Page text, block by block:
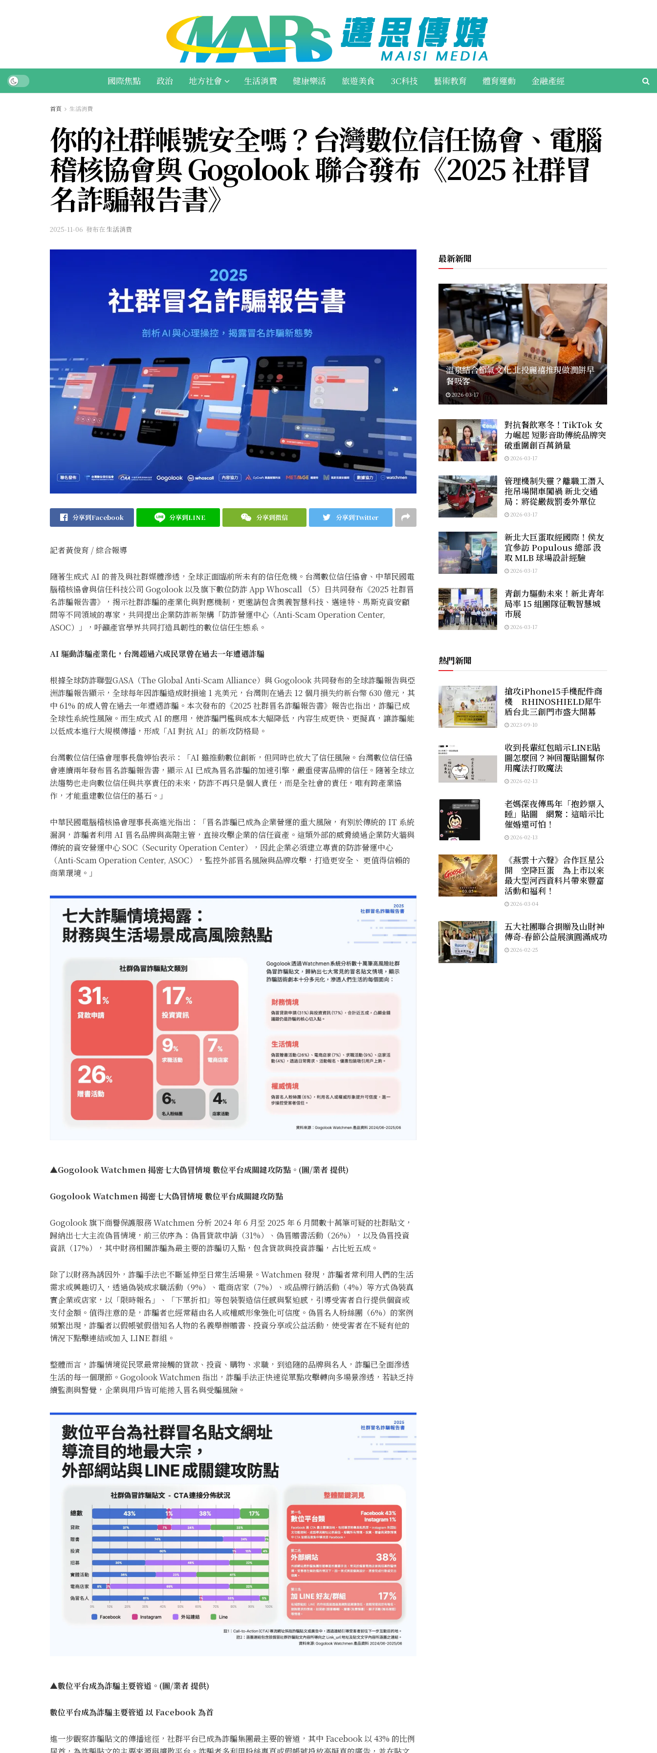
國際焦點 政治 地方社會 生活消費 健康樂活 旅遊美食 3C科技 藝術教育 體育運動 金融產經
首頁 生活消費
你的社群帳號安全嗎？台灣數位信任協會、電腦
稽核協會與 Gogolook 聯合發布《2025 社群冒
名詐騙報告書》
2025-11-06 發布在生活消費
分享到Facebook 分享到LINE 分享到微信 分享到Twitter
記者黃俊育 / 綜合報導
隨著生成式 AI 的普及與社群媒體滲透，全球正面臨前所未有的信任危機。台灣數位信任協會、中華民國電
腦稽核協會與信任科技公司 Gogolook 以及旗下數位防詐 App Whoscall （5）日共同發布《2025 社群冒
名詐騙報告書》，揭示社群詐騙的產業化與對應機制，更邀請包含奧義智慧科技、邁達特、馬斯克資安顧
問等不同領域的專家，共同提出企業防詐新架構「防詐營運中心（Anti-Scam Operation Center,
ASOC）」，呼籲產官學界共同打造具韌性的數位信任生態系。
AI 驅動詐騙產業化，台灣超過六成民眾曾在過去一年遭遇詐騙
根據全球防詐聯盟GASA（The Global Anti-Scam Alliance）與 Gogolook 共同發布的全球詐騙報告與亞
洲詐騙報告顯示，全球每年因詐騙造成財損逾 1 兆美元，台灣則在過去 12 個月損失約新台幣 630 億元，其
中 61% 的成人曾在過去一年遭遇詐騙。本次發布的《2025 社群冒名詐騙報告書》報告也指出，詐騙已成
全球性系統性風險。而生成式 AI 的應用，使詐騙門檻與成本大幅降低，內容生成更快、更擬真，讓詐騙能
以低成本進行大規模傳播，形成「AI 對抗 AI」的新攻防格局。
台灣數位信任協會理事長詹婷怡表示：「AI 雖推動數位創新，但同時也放大了信任風險。台灣數位信任協
會連續兩年發布冒名詐騙報告書，顯示 AI 已成為冒名詐騙的加速引擎，嚴重侵害品牌的信任。隨著全球立
法趨勢也走向數位信任與共享責任的未來，防詐不再只是個人責任，而是全社會的責任，唯有跨產業協
作，才能重建數位信任的基石。」
中華民國電腦稽核協會理事長高進光指出：「冒名詐騙已成為企業營運的重大風險，有別於傳統的 IT 系統
漏洞，詐騙者利用 AI 冒名品牌與高階主管，直接攻擊企業的信任資產。這類外部的威脅繞過企業防火牆與
傳統的資安營運中心 SOC（Security Operation Center），因此企業必須建立專責的防詐營運中心
（Anti-Scam Operation Center, ASOC），監控外部冒名風險與品牌攻擊，打造更安全、 更值得信賴的
商業環境。」
▲Gogolook Watchmen 揭密七大偽冒情境 數位平台成關鍵攻防點。(圖/業者 提供)
Gogolook Watchmen 揭密七大偽冒情境 數位平台成關鍵攻防點
Gogolook 旗下商譽保護服務 Watchmen 分析 2024 年 6 月至 2025 年 6 月間數十萬筆可疑的社群貼文，
歸納出七大主流偽冒情境，前三依序為：偽冒貸款申請（31%）、偽冒贈書活動（26%），以及偽冒投資
資訊（17%），其中財務相關詐騙為最主要的詐騙切入點，包含貸款與投資詐騙，占比近五成。
除了以財務為誘因外，詐騙手法也不斷延伸至日常生活場景。Watchmen 發現，詐騙者常利用人們的生活
需求或興趣切入，透過偽裝成求職活動（9%）、電商店家（7%）、或品牌行銷活動（4%）等方式偽裝真
實企業或店家，以「限時報名」、「下單折扣」等包裝製造信任感與緊迫感，引導受害者自行提供個資或
支付金額。值得注意的是，詐騙者也經常藉由名人或權威形象強化可信度。偽冒名人粉絲團（6%）的案例
頻繁出現，詐騙者以假帳號假借知名人物的名義舉辦贈書、投資分享或公益活動，使受害者在不疑有他的
情況下點擊連結或加入 LINE 群組。
整體而言，詐騙情境從民眾最常接觸的貸款、投資、購物、求職，到追隨的品牌與名人，詐騙已全面滲透
生活的每一個環節。Gogolook Watchmen 指出，詐騙手法正快速從單點攻擊轉向多場景滲透，若缺乏持
續監測與警覺，企業與用戶皆可能捲入冒名與受騙風險。
▲數位平台成為詐騙主要管道。(圖/業者 提供)
數位平台成為詐騙主要管道 以 Facebook 為首
進一步觀察詐騙貼文的傳播途徑，社群平台已成為詐騙集團最主要的管道，其中 Facebook 以 43% 的比例
最新新聞
溫泉結合節氣文化 北投麗禧推現做潤餅早
餐吸客
2026-03-17
對抗餐飲寒冬！TikTok 女
力崛起 短影音助傳統品牌突
破重圍創百萬銷量
2026-03-17
管理機制失靈？離職工潛入
拖吊場開車闖禍 新北交通
局：將從嚴裁罰委外單位
2026-03-17
新北大巨蛋取經國際！侯友
宜參訪 Populous 總部 汲
取 MLB 球場設計經驗
2026-03-17
青創力驅動未來！新北青年
局率 15 組團隊征戰智慧城
市展
2026-03-17
熱門新聞
搶攻iPhone15手機配件商
機 RHINOSHIELD犀牛
盾台北三創門市盛大開幕
2023-09-10
收到長輩紅包暗示LINE貼
圖怎麼回？神回覆貼圖幫你
用魔法打敗魔法
2026-02-13
老媽深夜傳馬年「抱鈔票入
睡」貼圖 網驚：這暗示比
催婚還可怕！
2026-02-13
《燕雲十六聲》合作巨星公
開 空降巨蛋 為上市以來
最大型河西資料片帶來豐富
活動和福利！
2026-03-04
五大社團聯合捐贈及山財神
傳奇-春節公益展演圓滿成功
2026-02-25